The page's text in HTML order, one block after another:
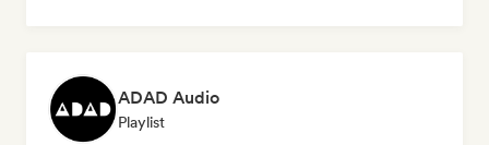
ADAD Audio
Playlist